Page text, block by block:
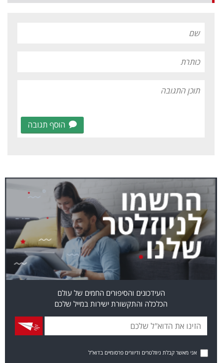
הוסף תגובה
העידכונים והסיפורים החמים של עולם
הכלכלה והתקשורת ישירות במייל שלכם
אני מאשר קבלת ניוזלטרים ודיוורים פרסומיים בדוא"ל